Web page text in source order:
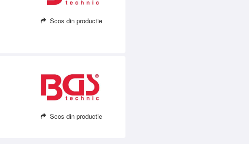
Scos din productie
Scos din productie